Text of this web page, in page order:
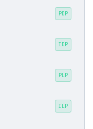
PDP
IDP
PLP
ILP